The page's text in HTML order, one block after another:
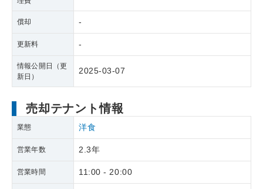
償却 -
更新料 -
情報公開日（更
新日）
2025-03-07
売却テナント情報
業態 洋食
営業年数 2.3年
営業時間 11:00 - 20:00